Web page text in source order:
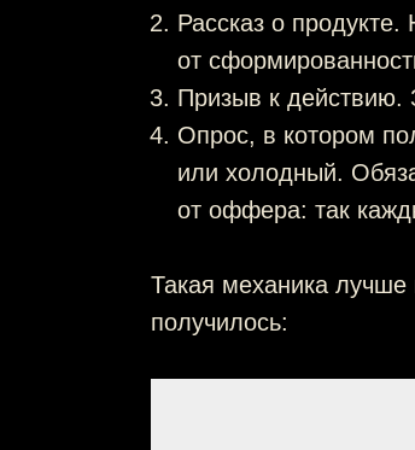
Рассказ о
от
Призыв к действию.
Опрос, в котором
или холодный.
от оффера: так
Такая механика лучше
получилось: